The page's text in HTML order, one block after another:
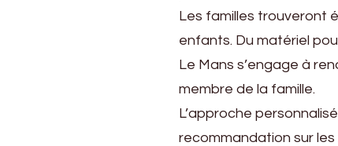
Les familles trouveront
enfants. Du matériel
Le Mans s’engage à
membre de la famille.
L’approche
recommandation sur